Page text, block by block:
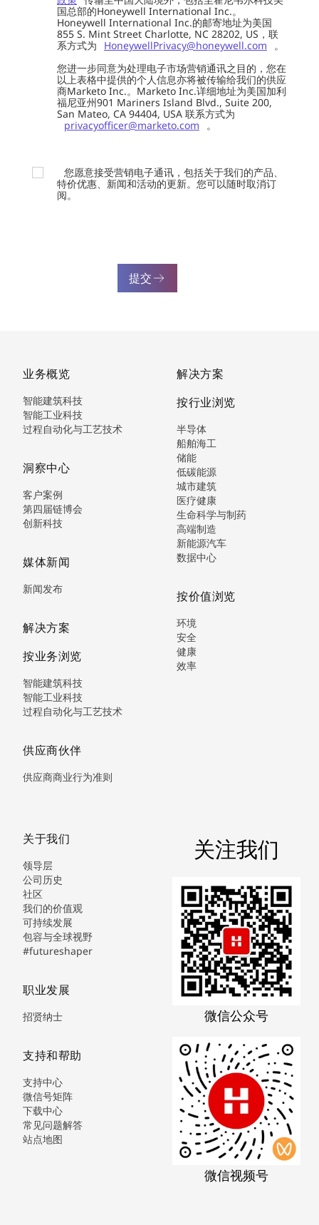
国总部的Honeywell International Inc.。
Honeywell International Inc.的邮寄地址为美国
855 S. Mint Street Charlotte, NC 28202, US，联
系方式为
HoneywellPrivacy@honeywell.com
。
您进一步同意为处理电子市场营销通讯之目的，您在
以上表格中提供的个人信息亦将被传输给我们的供应
商Marketo Inc.。Marketo Inc.详细地址为美国加利
福尼亚州901 Mariners Island Blvd., Suite 200,
San Mateo, CA 94404, USA 联系方式为
privacyofficer@marketo.com
。
您愿意接受营销电子通讯，包括关于我们的产品、
特价优惠、新闻和活动的更新。您可以随时取消订
阅。
提交
业务概览
智能建筑科技
智能工业科技
过程自动化与工艺技术
洞察中心
客户案例
第四届链博会
创新科技
媒体新闻
新闻发布
解决方案
按业务浏览
智能建筑科技
智能工业科技
过程自动化与工艺技术
供应商伙伴
供应商商业行为准则
解决方案
按行业浏览
半导体
船舶海工
储能
低碳能源
城市建筑
医疗健康
生命科学与制药
高端制造
新能源汽车
数据中心
按价值浏览
环境
安全
健康
效率
关于我们
领导层
公司历史
社区
我们的价值观
可持续发展
包容与全球视野
#futureshaper
职业发展
招贤纳士
支持和帮助
支持中心
微信号矩阵
下载中心
常见问题解答
站点地图
关注我们
微信公众号
微信视频号